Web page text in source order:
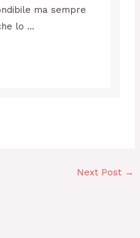
ma sempre
lo ...
Next Post →